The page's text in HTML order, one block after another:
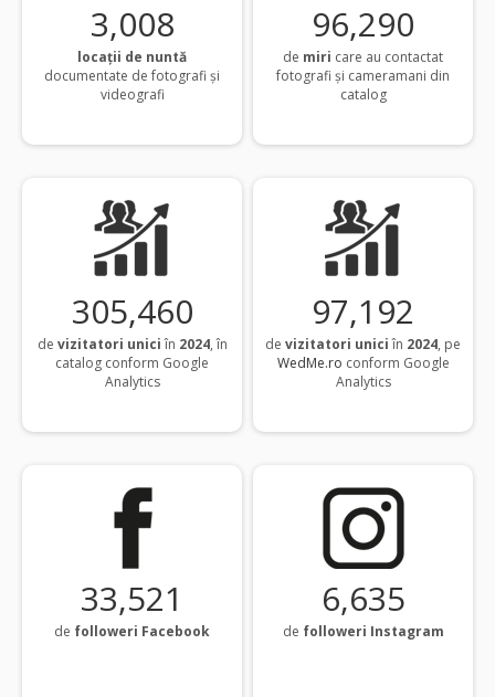
3,013
locații de nuntă
documentate de fotografi și
videografi
96,463
de miri care au contactat
fotografi și cameramani din
catalog
306,008
de vizitatori uniciîn 2024, în
catalog conform Google
Analytics
97,366
de vizitatori uniciîn 2024, pe
WedMe.ro conform Google
Analytics
33,581
de followeri Facebook
6,647
de followeri Instagram